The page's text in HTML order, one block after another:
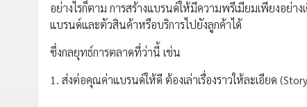
อย่างไรก็ตาม การสร้างแบรนด์ให้มีความพรีเมียมเพียงอ
แบรนด์และตัวสินค้าหรือบริการไปยังลูกค้าได้
ซึ่งกลยุทธ์การตลาดที่ว่านี้ เช่น
1. ส่งต่อคุณค่าแบรนด์ให้ดี ต้องเล่าเรื่องราวให้ละเอียด